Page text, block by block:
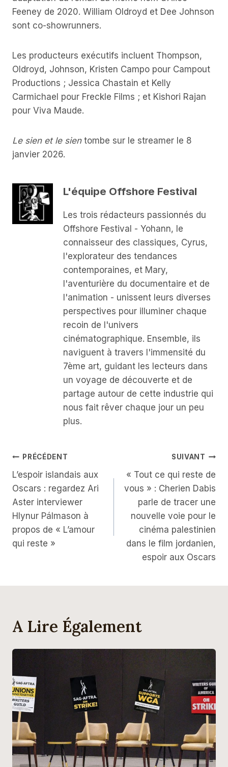
Feeney de 2020. William Oldroyd et Dee Johnson
sont co-showrunners.
Les producteurs exécutifs incluent Thompson,
Oldroyd, Johnson, Kristen Campo pour Campout
Productions ; Jessica Chastain et Kelly
Carmichael pour Freckle Films ; et Kishori Rajan
pour Viva Maude.
Le sien et le sien tombe sur le streamer le 8
janvier 2026.
L'équipe Offshore Festival
Les trois rédacteurs passionnés du
Offshore Festival - Yohann, le
connaisseur des classiques, Cyrus,
l'explorateur des tendances
contemporaines, et Mary,
l'aventurière du documentaire et de
l'animation - unissent leurs diverses
perspectives pour illuminer chaque
recoin de l'univers
cinématographique. Ensemble, ils
naviguent à travers l'immensité du
7ème art, guidant les lecteurs dans
un voyage de découverte et de
partage autour de cette industrie qui
nous fait rêver chaque jour un peu
plus.
Navigation
De
L’article
PRÉCÉDENT
L’espoir islandais aux
Oscars : regardez Ari
Aster interviewer
Hlynur Pálmason à
propos de « L’amour
qui reste »
SUIVANT
« Tout ce qui reste de
vous » : Cherien Dabis
parle de tracer une
nouvelle voie pour le
cinéma palestinien
dans le film jordanien,
espoir aux Oscars
A Lire Également